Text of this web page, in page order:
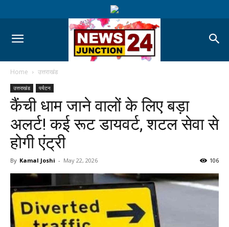
Home उत्तराखंड
उत्तराखंड पर्यटन
कैंची धाम जाने वालों के लिए बड़ा
अलर्ट! कई रूट डायवर्ट, शटल सेवा से
होगी एंट्री
By Kamal Joshi - May 22, 2026 106